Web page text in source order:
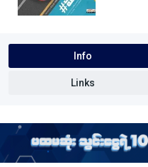
Info
Links